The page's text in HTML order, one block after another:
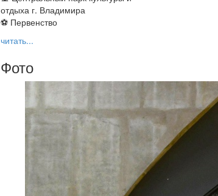
отдыха г. Владимира
⚽ Первенство
читать...
Фото